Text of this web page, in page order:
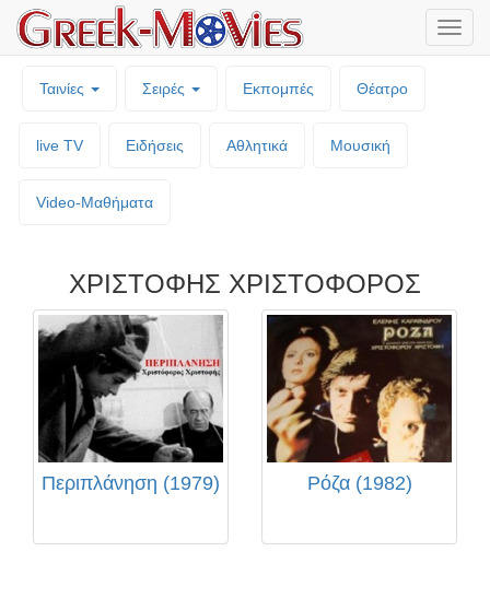
Ταινίες Σειρές Εκπομπές Θέατρο
live TV Ειδήσεις Αθλητικά Μουσική
Video-Mαθήματα
ΧΡΙΣΤΟΦΗΣ ΧΡΙΣΤΟΦΟΡΟΣ
Περιπλάνηση (1979) Ρόζα (1982)